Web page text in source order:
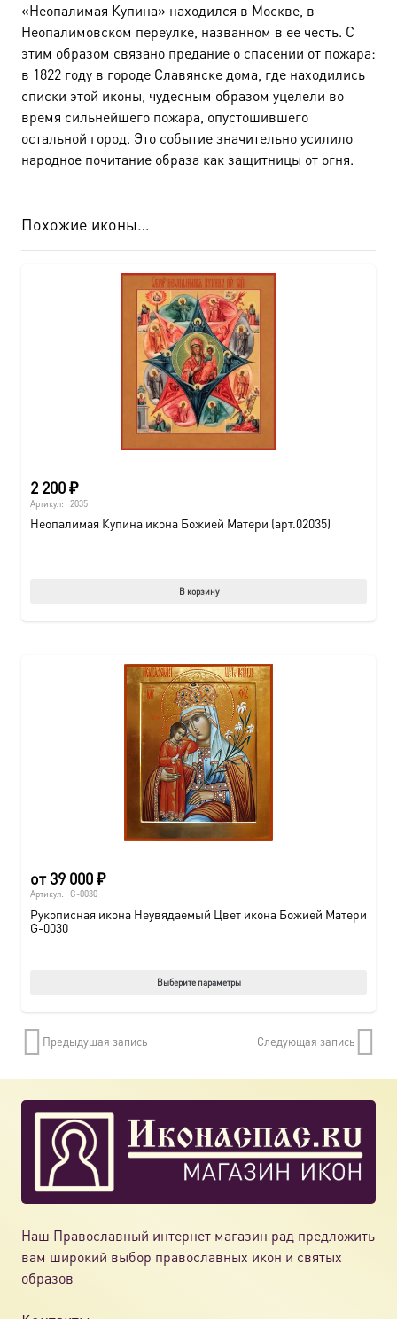
«Неопалимая Купина» находился в Москве, в
Неопалимовском переулке, названном в ее честь. С
этим образом связано предание о спасении от пожара:
в 1822 году в городе Славянске дома, где находились
списки этой иконы, чудесным образом уцелели во
время сильнейшего пожара, опустошившего
остальной город. Это событие значительно усилило
народное почитание образа как защитницы от огня.
Похожие иконы…
2 200₽
Артикул: 2035
Неопалимая Купина икона Божией Матери (арт.02035)
В корзину
от39 000₽
Артикул: G-0030
Рукописная икона Неувядаемый Цвет икона Божией Матери
G-0030
Выберите параметры
можно
Предыдущая запись Следующая запись
Наш Православный интернет магазин рад предложить
вам широкий выбор православных икон и святых
образов